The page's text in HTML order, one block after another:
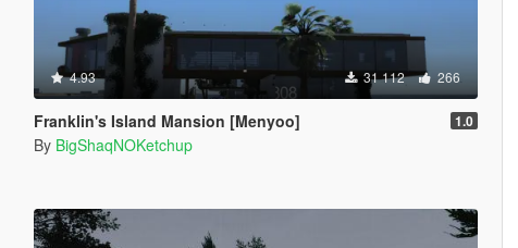
4.93 31 112 266
Franklin's Island Mansion [Menyoo] 1.0
By BigShaqNOKetchup